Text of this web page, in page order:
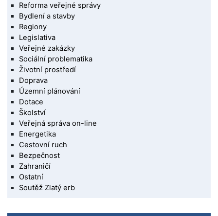
Reforma veřejné správy
Bydlení a stavby
Regiony
Legislativa
Veřejné zakázky
Sociální problematika
Životní prostředí
Doprava
Územní plánování
Dotace
Školství
Veřejná správa on-line
Energetika
Cestovní ruch
Bezpečnost
Zahraničí
Ostatní
Soutěž Zlatý erb